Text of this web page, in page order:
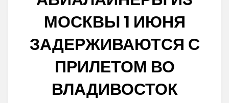
МОСКВЫ 1 ИЮНЯ
ЗАДЕРЖИВАЮТСЯ С
ПРИЛЕТОМ ВО
ВЛАДИВОСТОК